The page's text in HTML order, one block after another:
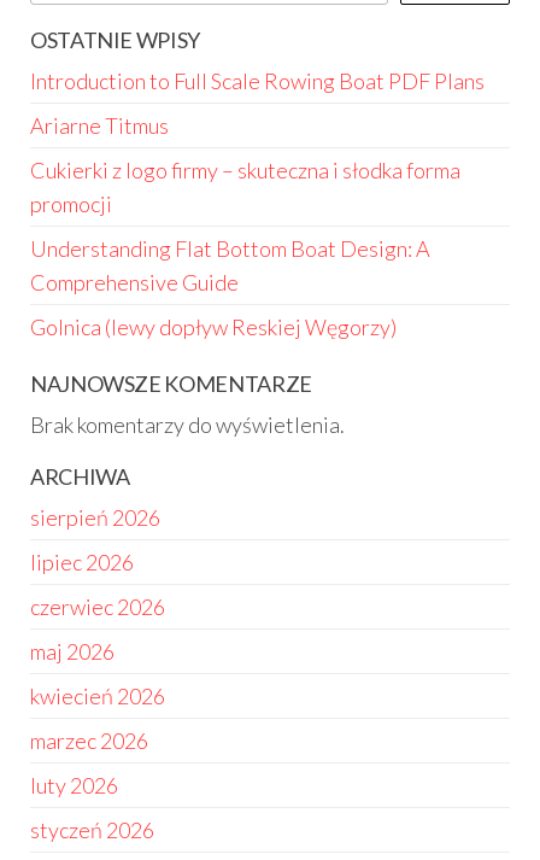
OSTATNIE WPISY
Introduction to Full Scale Rowing Boat PDF Plans
Ariarne Titmus
Cukierki z logo firmy – skuteczna i słodka forma
promocji
Understanding Flat Bottom Boat Design: A
Comprehensive Guide
Golnica (lewy dopływ Reskiej Węgorzy)
NAJNOWSZE KOMENTARZE
Brak komentarzy do wyświetlenia.
ARCHIWA
sierpień 2026
lipiec 2026
czerwiec 2026
maj 2026
kwiecień 2026
marzec 2026
luty 2026
styczeń 2026